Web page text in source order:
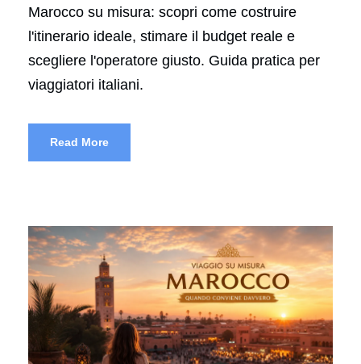
Marocco su misura: scopri come costruire
l'itinerario ideale, stimare il budget reale e
scegliere l'operatore giusto. Guida pratica per
viaggiatori italiani.
Read More